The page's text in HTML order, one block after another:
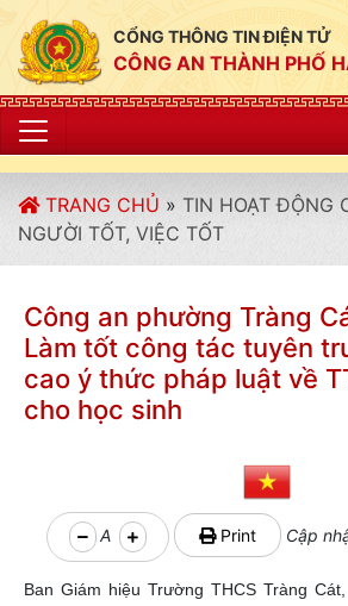
CỔNG THÔNG TIN ĐIỆN TỬ
CÔNG AN THÀNH PHỐ
TRANG CHỦ » TIN HOẠT ĐỘNG
NGƯỜI TỐT, VIỆC TỐT
Công an phường Tràng
Làm tốt công tác tuyên
cao ý thức pháp luật về
cho học sinh
A Print Cập
Ban Giám hiệu Trường THCS Tràng